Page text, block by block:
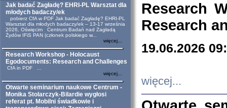
Jak badać Zagładę? EHRI-PL Warsztat dla
młodych badaczy/ek
pobierz CfA w PDF Jak badać Zagładę? EHRI-PL
Warsztat dla młodych badaczy/ek – 13-17 września
2026, Oświęcim Centrum Badań nad Zagładą
Żydów IFiS PAN (członek polskiego w...
więcej...
Research Workshop - Holocaust
Egodocuments: Research and Challenges
CfA in PDF ...
więcej...
Otwarte seminarium naukowe Centrum -
Monika Stolarczyk-Bilardie wygłosi
referat pt. Mobilni świadkowie i
Research
Research
19.06.2026
więcej...